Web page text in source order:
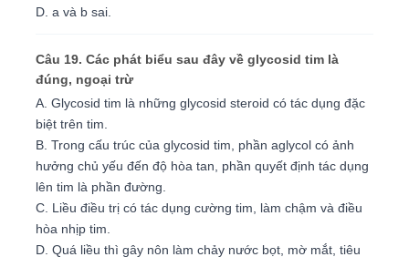
D. a và b sai.
Câu 19. Các phát biểu sau đây về glycosid tim là
đúng, ngoại trừ
A. Glycosid tim là những glycosid steroid có tác dụng đặc
biệt trên tim.
B. Trong cấu trúc của glycosid tim, phần aglycol có ảnh
hưởng chủ yếu đến độ hòa tan, phần quyết định tác dụng
lên tim là phần đường.
C. Liều điều trị có tác dụng cường tim, làm chậm và điều
hòa nhịp tim.
D. Quá liều thì gây nôn làm chảy nước bọt, mờ mắt, tiêu